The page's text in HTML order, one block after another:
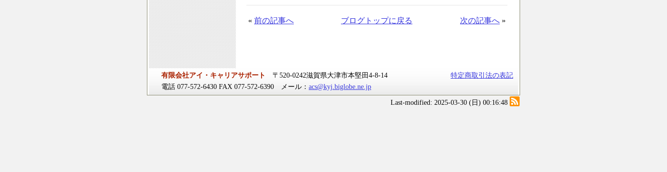
« 前の記事へ ブログトップに戻る 次の記事へ »
特定商取引法の表記
有限会社アイ・キャリアサポート
〒520-0242滋賀県大津市本堅田4-8-14
電話 077-572-6430 FAX 077-572-6390 メール： acs@kyj.biglobe.ne.jp
Last-modified: 2025-03-30 (日) 00:16:48